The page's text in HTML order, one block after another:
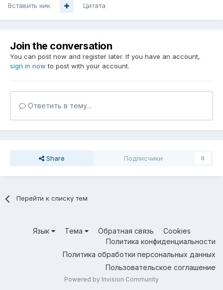
Вставить ник Цитата
Join the conversation
You can post now and register later. If you have an account,
sign in now to post with your account.
Ответить в тему...
Share Подписчики 0
Перейти к списку тем
Язык Тема Обратная связь
Cookies
Политика конфиденциальности
Политика обработки персональных данных
Пользовательское соглашение
Powered by Invision Community